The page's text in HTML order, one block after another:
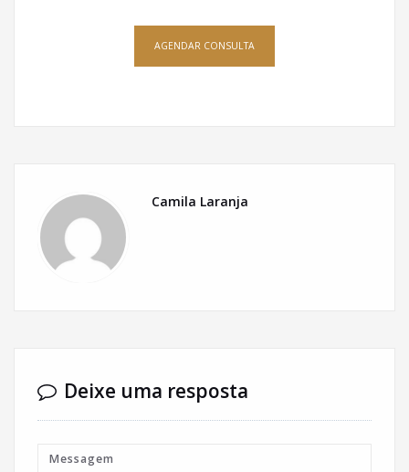
AGENDAR CONSULTA
Camila Laranja
Deixe uma resposta